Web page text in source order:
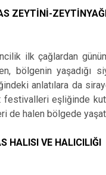
ZEYTİNİ-
ilk çağlardan
bölgenin
anlatılara da
festivalleri eşliğinde
de halen bölgede
HALISI VE HALICILIĞI